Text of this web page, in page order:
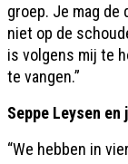
groep. Je mag de
niet op de
is volgens mij te
te vangen.”
Seppe Leysen
“We hebben in